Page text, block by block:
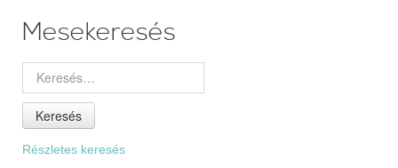
Mesekeresés
Keresés
Részletes keresés